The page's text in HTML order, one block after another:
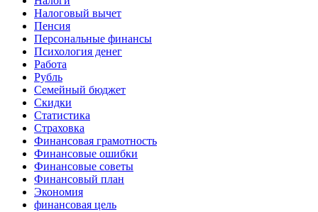
Налоговый вычет
Пенсия
Персональные финансы
Психология денег
Работа
Рубль
Семейный бюджет
Скидки
Статистика
Страховка
Финансовая грамотность
Финансовые ошибки
Финансовые советы
Финансовый план
Экономия
финансовая цель